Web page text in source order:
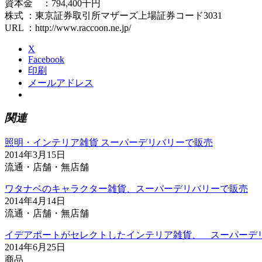
資本金 ：794,400千円
株式 ：東京証券取引所マザーズ上場証券コード3031
URL ：http://www.raccoon.ne.jp/
X
Facebook
印刷
メールアドレス
関連
照明・インテリア雑貨 スーパーデリバリーで販売
2014年3月15日
流通・店舗・無店舗
ワタナベのキャラクター雑貨、スーパーデリバリーで販売
2014年4月14日
流通・店舗・無店舗
イデアポートがセレクトしたインテリア雑貨、 スーパーデ
2014年6月25日
商品